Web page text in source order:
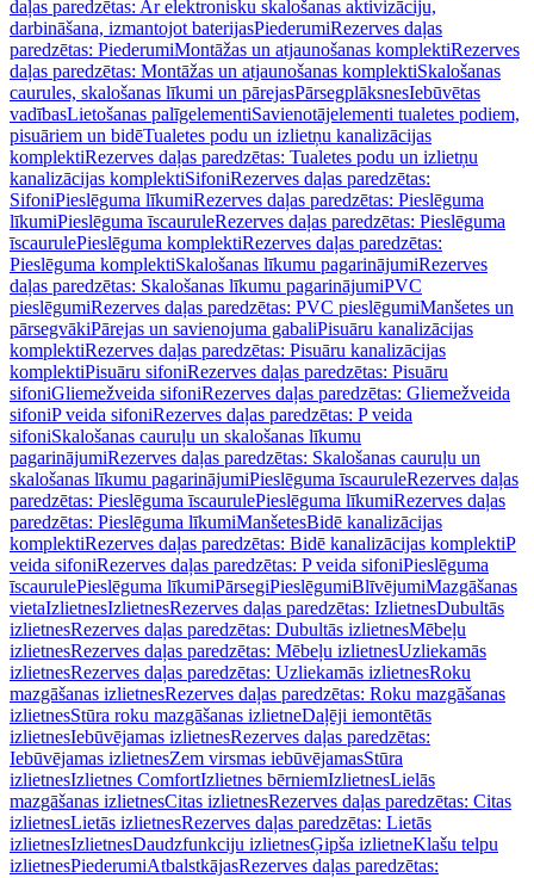
daļas paredzētas: Ar elektronisku skalošanas aktivizāciju,
darbināšana, izmantojot baterijasPiederumiRezerves daļas
paredzētas: PiederumiMontāžas un atjaunošanas komplektiRezerves
daļas paredzētas: Montāžas un atjaunošanas komplektiSkalošanas
caurules, skalošanas līkumi un pārejasPārsegplāksnesIebūvētas
vadībasLietošanas palīgelementiSavienotājelementi tualetes podiem,
pisuāriem un bidēTualetes podu un izlietņu kanalizācijas
komplektiRezerves daļas paredzētas: Tualetes podu un izlietņu
kanalizācijas komplektiSifoniRezerves daļas paredzētas:
SifoniPieslēguma līkumiRezerves daļas paredzētas: Pieslēguma
līkumiPieslēguma īscauruleRezerves daļas paredzētas: Pieslēguma
īscaurulePieslēguma komplektiRezerves daļas paredzētas:
Pieslēguma komplektiSkalošanas līkumu pagarinājumiRezerves
daļas paredzētas: Skalošanas līkumu pagarinājumiPVC
pieslēgumiRezerves daļas paredzētas: PVC pieslēgumiManšetes un
pārsegvākiPārejas un savienojuma gabaliPisuāru kanalizācijas
komplektiRezerves daļas paredzētas: Pisuāru kanalizācijas
komplektiPisuāru sifoniRezerves daļas paredzētas: Pisuāru
sifoniGliemežveida sifoniRezerves daļas paredzētas: Gliemežveida
sifoniP veida sifoniRezerves daļas paredzētas: P veida
sifoniSkalošanas cauruļu un skalošanas līkumu
pagarinājumiRezerves daļas paredzētas: Skalošanas cauruļu un
skalošanas līkumu pagarinājumiPieslēguma īscauruleRezerves daļas
paredzētas: Pieslēguma īscaurulePieslēguma līkumiRezerves daļas
paredzētas: Pieslēguma līkumiManšetesBidē kanalizācijas
komplektiRezerves daļas paredzētas: Bidē kanalizācijas komplektiP
veida sifoniRezerves daļas paredzētas: P veida sifoniPieslēguma
īscaurulePieslēguma līkumiPārsegiPieslēgumiBlīvējumiMazgāšanas
vietaIzlietnesIzlietnesRezerves daļas paredzētas: IzlietnesDubultās
izlietnesRezerves daļas paredzētas: Dubultās izlietnesMēbeļu
izlietnesRezerves daļas paredzētas: Mēbeļu izlietnesUzliekamās
izlietnesRezerves daļas paredzētas: Uzliekamās izlietnesRoku
mazgāšanas izlietnesRezerves daļas paredzētas: Roku mazgāšanas
izlietnesStūra roku mazgāšanas izlietneDaļēji iemontētās
izlietnesIebūvējamas izlietnesRezerves daļas paredzētas:
Iebūvējamas izlietnesZem virsmas iebūvējamasStūra
izlietnesIzlietnes ComfortIzlietnes bērniemIzlietnesLielās
mazgāšanas izlietnesCitas izlietnesRezerves daļas paredzētas: Citas
izlietnesLietās izlietnesRezerves daļas paredzētas: Lietās
izlietnesIzlietnesDaudzfunkciju izlietnesĢipša izlietneKlašu telpu
izlietnesPiederumiAtbalstkājasRezerves daļas paredzētas: